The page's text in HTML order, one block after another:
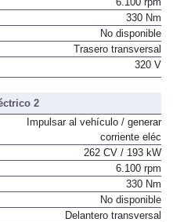
330 Nm
No disponible
Trasero transversal
320 V
2
Impulsar al vehículo / generar
corriente eléc
262 CV / 193 kW
6.100 rpm
330 Nm
No disponible
Delantero transversal